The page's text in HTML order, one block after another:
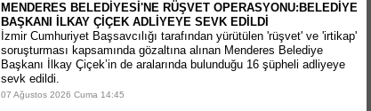
MENDERES BELEDİYESİ'NE RÜŞVET OPERASYONU:BELEDİYE
BAŞKANI İLKAY ÇİÇEK ADLİYEYE SEVK EDİLDİ
​İzmir Cumhuriyet Başsavcılığı tarafından yürütülen 'rüşvet' ve 'irtikap'
soruşturması kapsamında gözaltına alınan Menderes Belediye
Başkanı İlkay Çiçek’in de aralarında bulunduğu 16 şüpheli adliyeye
sevk edildi.
07 Ağustos 2026 Cuma 14:45